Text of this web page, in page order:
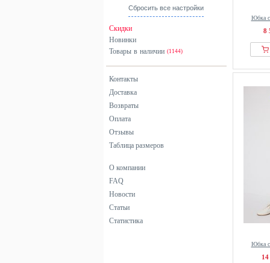
Touché Privé
Ulla Popken
Vans
Vila
Yours Clothing
Сбросить все настройки
Скидки
Новинки
Товары в наличии (1144)
Контакты
Доставка
Возвраты
Оплата
Отзывы
Таблица размеров
О компании
FAQ
Новости
Статьи
Статистика
Юбка с
8
Юбка с